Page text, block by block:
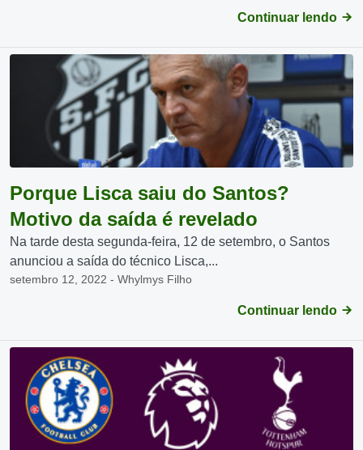
Continuar lendo
Porque Lisca saiu do Santos?
Motivo da saída é revelado
Na tarde desta segunda-feira, 12 de setembro, o Santos
anunciou a saída do técnico Lisca,...
setembro 12, 2022 - Whylmys Filho
Continuar lendo